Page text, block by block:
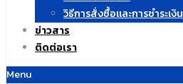
วิธีการสั่งซื้อและการชำระเงิน
ข่าวสาร
ติดต่อเรา
Menu